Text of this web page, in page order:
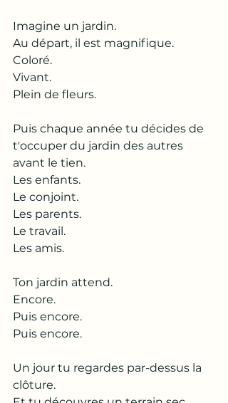
Imagine un jardin.
Au départ, il est magnifique.
Coloré.
Vivant.
Plein de fleurs.
Puis chaque année tu décides de
t'occuper du jardin des autres
avant le tien.
Les enfants.
Le conjoint.
Les parents.
Le travail.
Les amis.
Ton jardin attend.
Encore.
Puis encore.
Puis encore.
Un jour tu regardes par-dessus la
clôture.